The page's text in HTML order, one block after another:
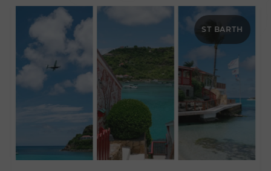
ST BARTH